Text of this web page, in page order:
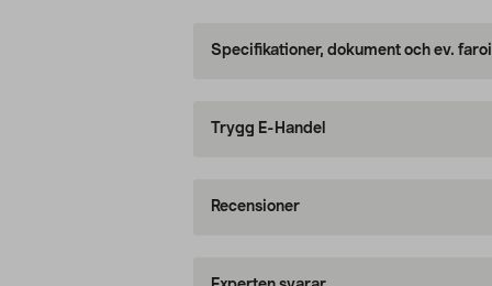
Specifikationer, dokument och ev.
Trygg E-Handel
Recensioner